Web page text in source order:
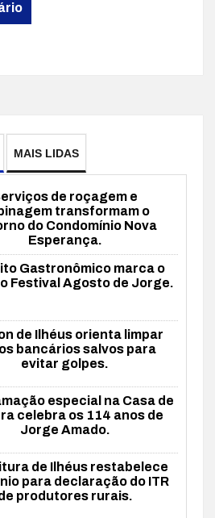
MAIS LIDAS
de roçagem e
transformam o
do Condomínio Nova
Esperança.
Gastronômico marca o
Festival Agosto de Jorge.
de Ilhéus orienta limpar
bancários salvos para
evitar golpes.
especial na Casa de
celebra os 114 anos de
Jorge Amado.
de Ilhéus restabelece
para declaração do ITR
produtores rurais.